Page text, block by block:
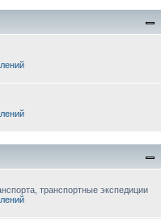
транспортные экспедиции